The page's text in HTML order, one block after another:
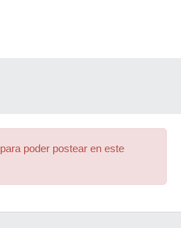
para poder postear en este